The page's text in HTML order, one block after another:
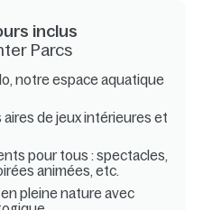
inclus
Parcs
notre espace aquatique
aires de jeux intérieures et
pour tous : spectacles,
animées, etc.
pleine nature avec